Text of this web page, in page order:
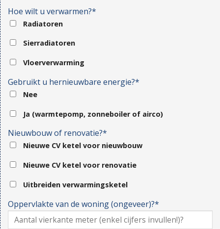
Hoe wilt u verwarmen?*
Radiatoren
Sierradiatoren
Vloerverwarming
Gebruikt u hernieuwbare energie?*
Nee
Ja (warmtepomp, zonneboiler of airco)
Nieuwbouw of renovatie?*
Nieuwe CV ketel voor nieuwbouw
Nieuwe CV ketel voor renovatie
Uitbreiden verwarmingsketel
Oppervlakte van de woning (ongeveer)?*